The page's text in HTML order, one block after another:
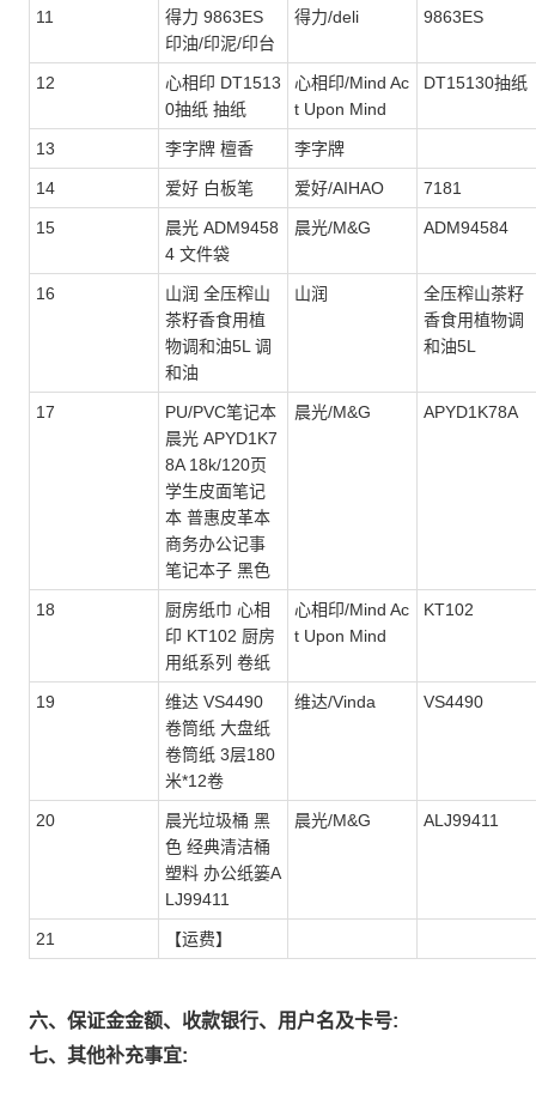
11
得力 9863ES
印油/印泥/印台
得力/deli 9863ES
12
心相印 DT1513
0抽纸 抽纸
心相印/Mind Ac
t Upon Mind
DT15130抽纸
13 李字牌 檀香 李字牌
14 爱好 白板笔 爱好/AIHAO 7181
15
晨光 ADM9458
4 文件袋
晨光/M&G ADM94584
16
山润 全压榨山
茶籽香食用植
物调和油5L 调
和油
山润
全压榨山茶籽
香食用植物调
和油5L
17
PU/PVC笔记本
晨光 APYD1K7
8A 18k/120页
学生皮面笔记
本 普惠皮革本
商务办公记事
笔记本子 黑色
晨光/M&G APYD1K78A
18
厨房纸巾 心相
印 KT102 厨房
用纸系列 卷纸
心相印/Mind Ac
t Upon Mind
KT102
19
维达 VS4490
卷筒纸 大盘纸
卷筒纸 3层180
米*12卷
维达/Vinda VS4490
20
晨光垃圾桶 黑
色 经典清洁桶
塑料 办公纸篓A
LJ99411
晨光/M&G ALJ99411
21 【运费】
六、保证金金额、收款银行、用户名及卡号:
七、其他补充事宜: